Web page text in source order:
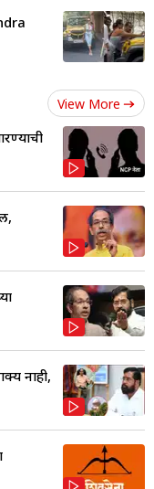
View More
नाही,